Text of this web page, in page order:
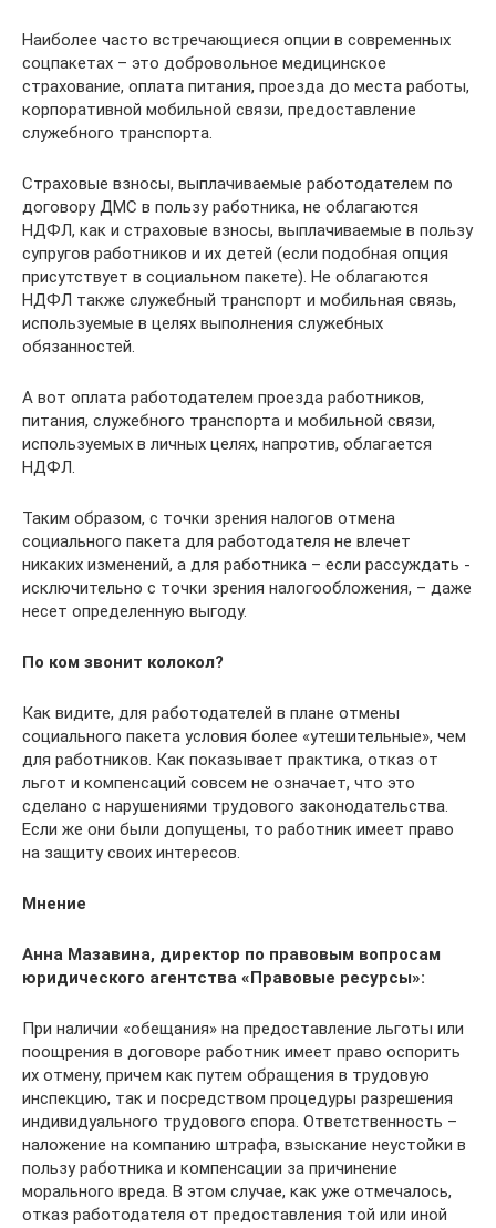
Наиболее часто встречающиеся опции в современных
соцпакетах – это добровольное медицинское
страхование, оплата питания, проезда до места работы,
корпоративной мобильной связи, предоставление
служебного транспорта.
Страховые взносы, выплачиваемые работодателем по
договору ДМС в пользу работника, не облагаются
НДФЛ, как и страховые взносы, выплачиваемые в пользу
супругов работников и их детей (если подобная опция
присутствует в социальном пакете). Не облагаются
НДФЛ также служебный транспорт и мобильная связь,
используемые в целях выполнения служебных
обязанностей.
А вот оплата работодателем проезда работников,
питания, служебного транспорта и мобильной связи,
используемых в личных целях, напротив, облагается
НДФЛ.
Таким образом, с точки зрения налогов отмена
социального пакета для работодателя не влечет
никаких изменений, а для работника – если рассуждать ­
исключительно с точки зрения налогообложения, – даже
несет определенную выгоду.
По ком звонит колокол?
Как видите, для работодателей в плане отмены
социального пакета условия более «утешительные», чем
для работников. Как показывает практика, отказ от
льгот и компенсаций совсем не означает, что это
сделано с нарушениями трудового законодательства.
Если же они были допущены, то работник имеет право
на защиту своих интересов.
Мнение
Анна Мазавина, директор по правовым вопросам
юридического агентства «Правовые ресурсы»:
При наличии «обещания» на предоставление льготы или
поощрения в договоре работник имеет право оспорить
их отмену, причем как путем обращения в трудовую
инспекцию, так и посредством процедуры разрешения
индивидуального трудового спора. Ответственность –
наложение на компанию штрафа, взыскание неустойки в
пользу работника и компенсации за причинение
морального вреда. В этом случае, как уже отмечалось,
отказ работодателя от предоставления той или иной